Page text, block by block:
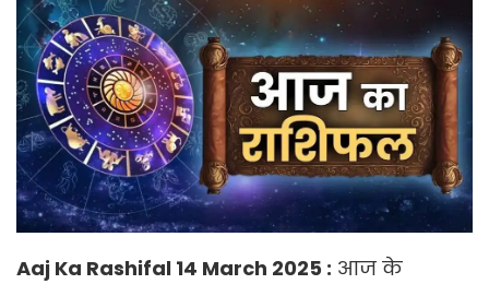
Aaj Ka Rashifal 14 March 2025 : आज के